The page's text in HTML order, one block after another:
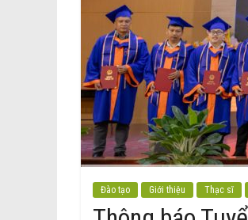
Đào tạo Giới thiệu Thạc sĩ